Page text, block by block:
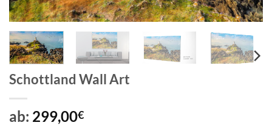
Schottland Wall Art
ab: 299,00€